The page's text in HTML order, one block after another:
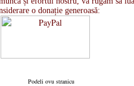
o donație generoasă:
Podeli ovu stranicu